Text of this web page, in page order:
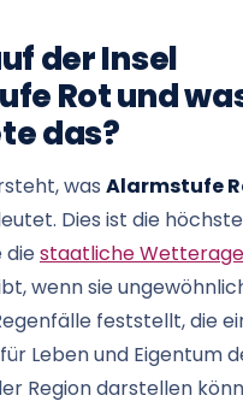
der Insel
Rot und
das?
was Alarmstufe
Dies ist die höchste
diestaatliche
wenn sie
feststellt, die
Leben und Eigentum
Region darstellen